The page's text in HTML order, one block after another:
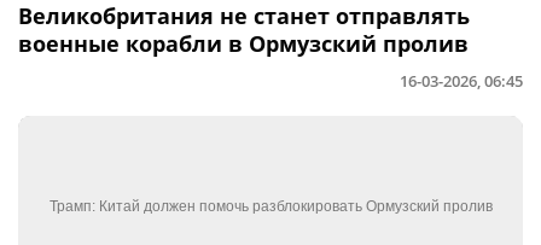
Великобритания не станет отправлять
военные корабли в Ормузский пролив
16-03-2026, 06:45